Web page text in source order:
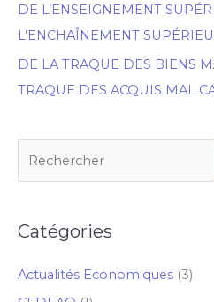
DE L’ENSEIGNEMENT
L’ENCHAÎNEMENT
DE LA TRAQUE DES BIENS
TRAQUE DES ACQUIS MAL
Catégories
Actualités Economiques (3)